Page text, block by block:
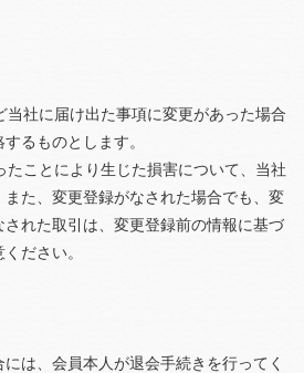
当社に届け出た事項に変更があった場合
るものとします。
たことにより生じた損害について、当社
た、変更登録がなされた場合でも、変
れた取引は、変更登録前の情報に基づ
ださい。
は、会員本人が退会手続きを行ってく